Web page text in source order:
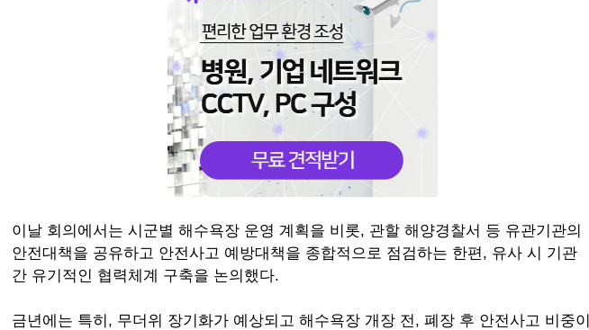
이날 회의에서는 시군별 해수욕장 운영 계획을 비롯, 관할 해양경찰서 등 유관기관의
안전대책을 공유하고 안전사고 예방대책을 종합적으로 점검하는 한편, 유사 시 기관
간 유기적인 협력체계 구축을 논의했다.
금년에는 특히, 무더위 장기화가 예상되고 해수욕장 개장 전, 폐장 후 안전사고 비중이